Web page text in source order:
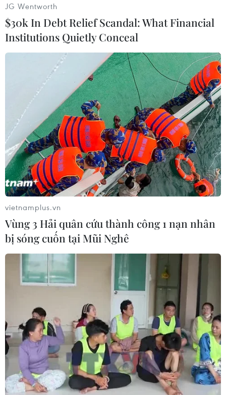
Giám đốc điều hành WB Sri Mulyani Indrawati cảnh
báo rằng bức tranh toàn cầu đã thay đổi và "2014 có
thể là một năm đáng thất vọng đối với kinh tế thế giới."
IMF, WB: Dịch Ebola và Biến đổi khí hậu
đang đe dọa nhân loại
11/10/2014 02:55
Cả hai nhà lãnh đạo của Quỹ tiền tệ Quốc tế và Ngân
hàng thế giới đều nhất trí rằng, thế giới cần chung tay
đối phó với dịch Ebola và tình trạng biến đổi khí hậu
toàn cầu.
JG Wentworth
$30k In Debt Relief Scandal: What Financial
Institutions Quietly Conceal
vietnamplus.vn
Vùng 3 Hải quân cứu thành công 1 nạn nhân
bị sóng cuốn tại Mũi Nghê